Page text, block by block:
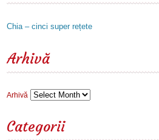
Chia – cinci super rețete
Arhivă
Arhivă
Categorii